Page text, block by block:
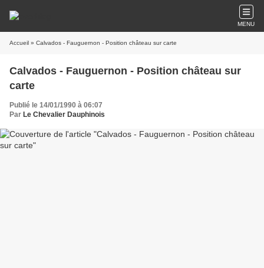
MENU
Accueil » Calvados - Fauguernon - Position château sur carte
Calvados - Fauguernon - Position château sur
carte
Publié le 14/01/1990 à 06:07
Par Le Chevalier Dauphinois